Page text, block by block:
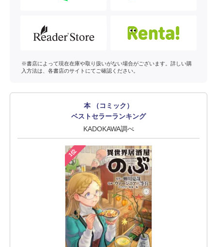
※書店によって現在在庫や取り扱いがない場合がございます。詳しい購
入方法は、各書店のサイトにてご確認ください。
本 （コミック）
ベストセラーランキング
KADOKAWA調べ
1位